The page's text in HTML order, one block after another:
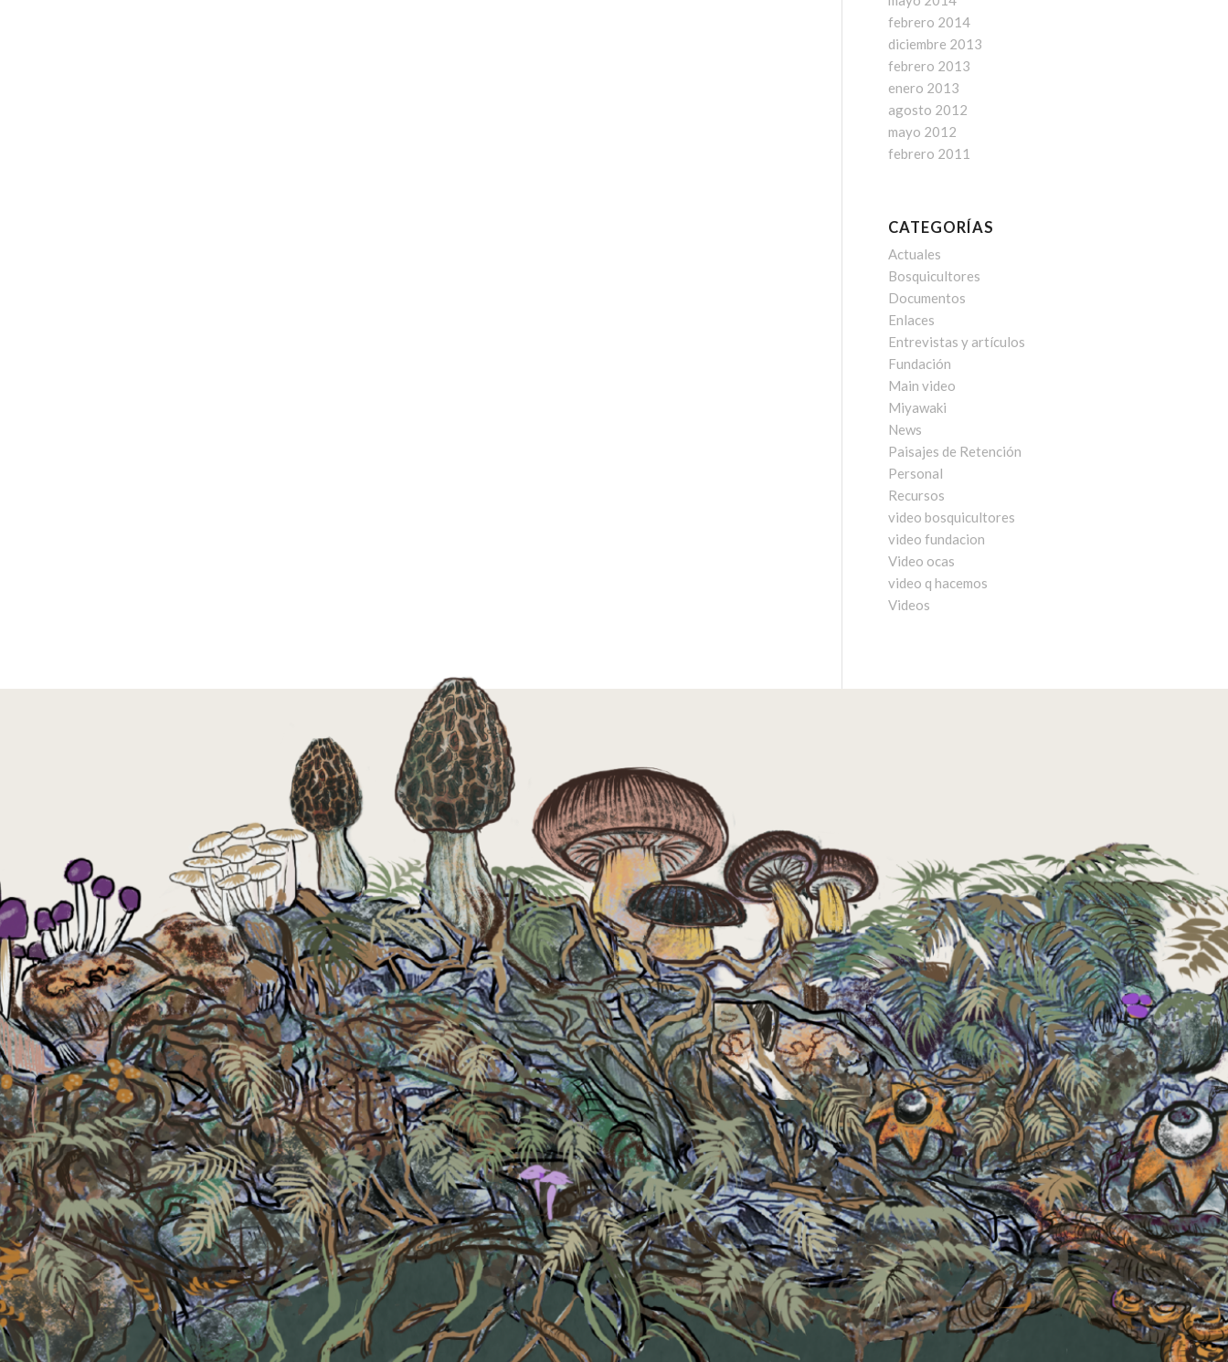
febrero 2014
diciembre 2013
febrero 2013
enero 2013
agosto 2012
mayo 2012
febrero 2011
CATEGORÍAS
Actuales
Bosquicultores
Documentos
Enlaces
Entrevistas y artículos
Fundación
Main video
Miyawaki
News
Paisajes de Retención
Personal
Recursos
video bosquicultores
video fundacion
Video ocas
video q hacemos
Videos